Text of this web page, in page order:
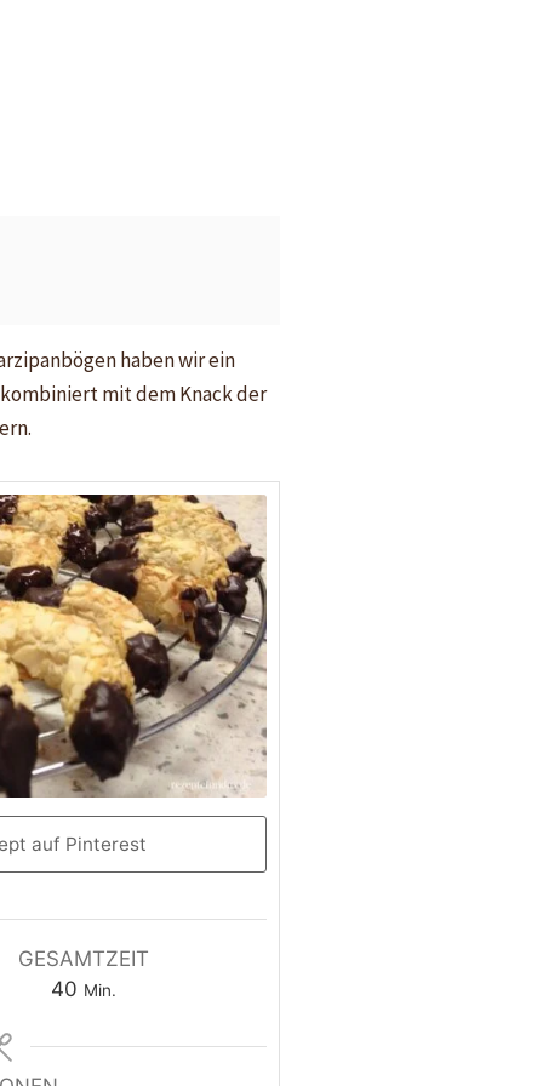
haben wir ein
mit dem Knack der
auf Pinterest
GESAMTZEIT
40 Min.